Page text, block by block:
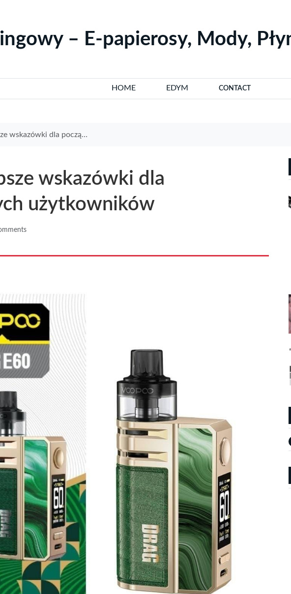
– E-papierosy, Mody,
HOME EDYM CONTACT
dla początkujących użytkowników
wskazówki dla
użytkowników